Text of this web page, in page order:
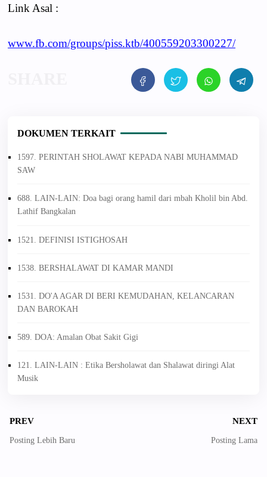
Link Asal :
www.fb.com/groups/piss.ktb/400559203300227/
DOKUMEN TERKAIT
1597. PERINTAH SHOLAWAT KEPADA NABI MUHAMMAD
SAW
688. LAIN-LAIN: Doa bagi orang hamil dari mbah Kholil bin Abd.
Lathif Bangkalan
1521. DEFINISI ISTIGHOSAH
1538. BERSHALAWAT DI KAMAR MANDI
1531. DO'A AGAR DI BERI KEMUDAHAN, KELANCARAN
DAN BAROKAH
589. DOA: Amalan Obat Sakit Gigi
121. LAIN-LAIN : Etika Bersholawat dan Shalawat diringi Alat
Musik
PREV
Posting Lebih Baru
NEXT
Posting Lama